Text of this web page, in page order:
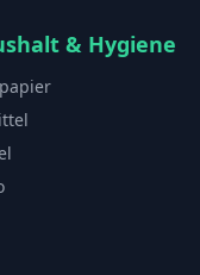
& Hygiene